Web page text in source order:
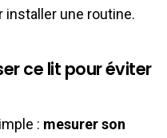
installer une routine.
ce lit pour éviter
: mesurer son